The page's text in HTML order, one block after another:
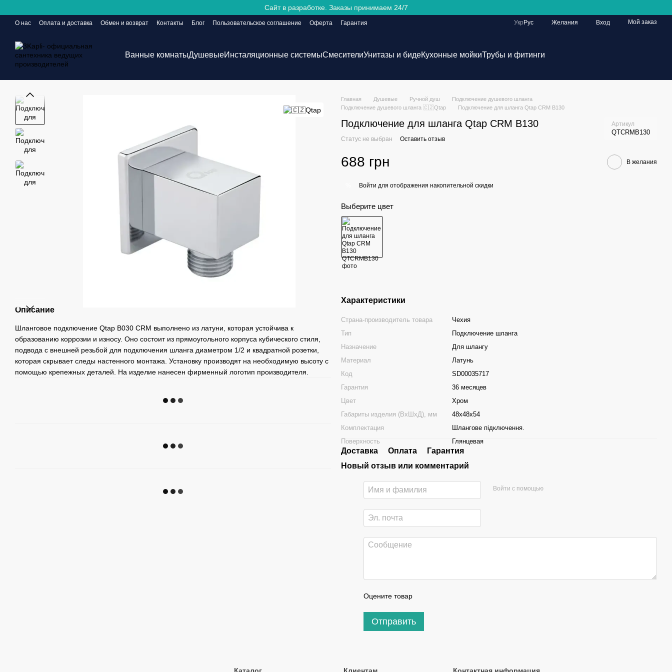
Сайт в разработке. Заказы принимаем 24/7
О нас Оплата и доставка Обмен и возврат Контакты Блог Пользовательское соглашение Оферта
Гарантия
Укр Рус Желания Вход Мой заказ
Ванные комнатыДушевыеИнсталяционные системыСмесителиУнитазы и бидеКухонные мойкиТрубы и фитинги
Описание
Шланговое подключение Qtap B030 CRM выполнено из латуни, которая устойчива к
образованию коррозии и износу. Оно состоит из прямоугольного корпуса кубического стиля,
подвода с внешней резьбой для подключения шланга диаметром 1/2 и квадратной розетки,
которая скрывает следы настенного монтажа. Установку производят на необходимую высоту с
помощью крепежных деталей. На изделие нанесен фирменный логотип производителя.
Главная Душевые Ручной душ
Подключение душевого шланга
Подключение душевого шланга 🇨🇿Qtap
Подключение для шланга Qtap CRM B130
Подключение для шланга Qtap CRM B130 Артикул
QTCRMB130
Статус не выбран Оставить отзыв
688 грн В желания
Войти для отображения накопительной скидки
Выберите цвет
Характеристики
Страна-производитель товара
Чехия
Тип
Подключение шланга
Назначение
Для шлангу
Материал
Латунь
Код
SD00035717
Гарантия
36 месяцев
Цвет
Хром
Габариты изделия (ВхШхД), мм
48х48х54
Комплектация
Шлангове підключення.
Поверхность
Глянцевая
Доставка Оплата
Гарантия
Новый отзыв или комментарий
Войти с помощью
Оцените товар
Отправить